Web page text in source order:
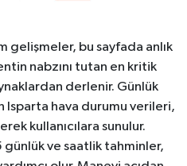
gelişmeler, bu sayfada anlık
nabzını tutan en kritik
derlenir. Günlük
Isparta hava durumu verileri,
kullanıcılara sunulur.
ve saatlik tahminler,